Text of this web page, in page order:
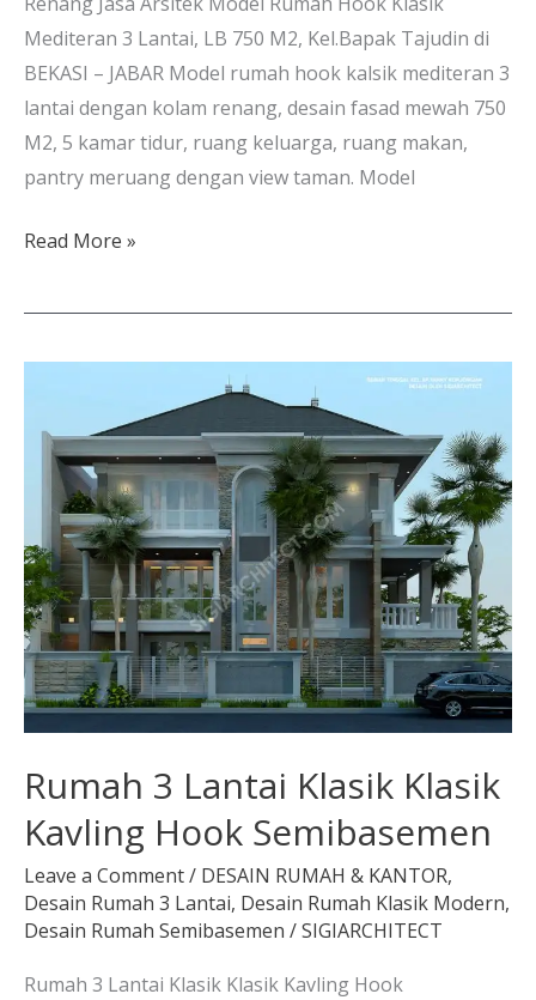
Mediteran 3 Lantai, LB 750 M2, Kel.Bapak Tajudin di
BEKASI – JABAR Model rumah hook kalsik mediteran 3
lantai dengan kolam renang, desain fasad mewah 750
M2, 5 kamar tidur, ruang keluarga, ruang makan,
pantry meruang dengan view taman. Model
Read More »
Rumah 3 Lantai Klasik Klasik
Kavling Hook Semibasemen
Leave a Comment/ DESAIN RUMAH & KANTOR,
Desain Rumah 3 Lantai, Desain Rumah Klasik Modern,
Desain Rumah Semibasemen /SIGIARCHITECT
Rumah 3 Lantai Klasik Klasik Kavling Hook
Lantai
Klasik
Klasik
Kavling
Hook
Semibasemen